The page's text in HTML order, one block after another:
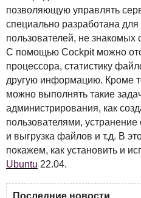
позволяющую управлять
специально разработана
пользователей, не знакомых
С помощью Cockpit можно
процессора, статистику
другую информацию. Кроме
можно выполнять такие
администрирования, как
пользователями, устранение
и выгрузка файлов и т.д. В
покажем, как установить и
Ubuntu 22.04.
Последние новости